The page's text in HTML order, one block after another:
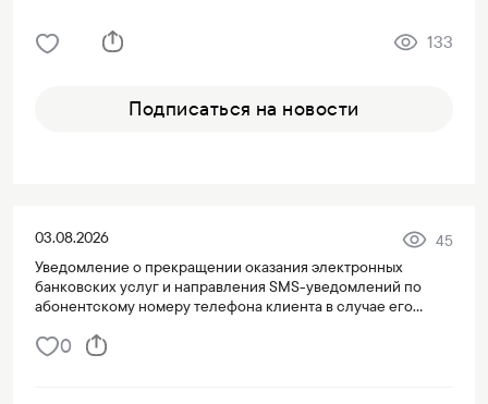
133
Подписаться на новости
03.08.2026
45
Уведомление о прекращении оказания электронных
банковских услуг и направления SMS-уведомлений по
абонентскому номеру телефона клиента в случае его
0